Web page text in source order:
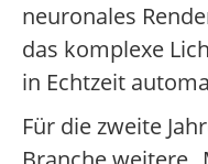
neuronales
das komplexe
in Echtzeit
Für die zweite